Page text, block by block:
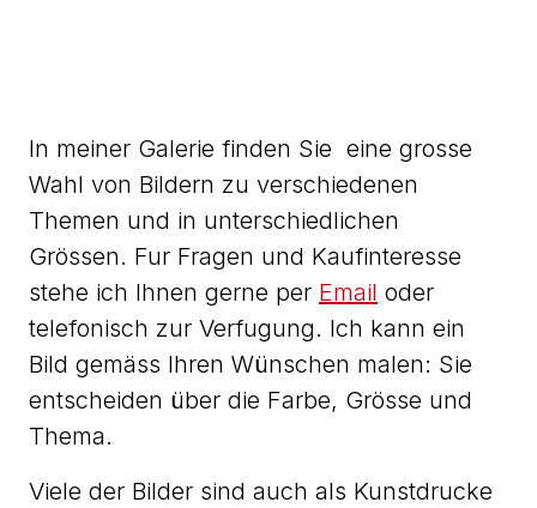
In meiner Galerie finden Sie eine grosse
Wahl von Bildern zu verschiedenen
Themen und in unterschiedlichen
Grössen. Fur Fragen und Kaufinteresse
stehe ich Ihnen gerne per Email oder
telefonisch zur Verfugung. Ich kann ein
Bild gemäss Ihren Wünschen malen: Sie
entscheiden über die Farbe, Grösse und
Thema.
Viele der Bilder sind auch als Kunstdrucke